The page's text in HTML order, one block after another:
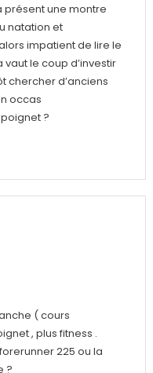
une montre
natation et
impatient de lire le
le coup d’investir
chercher d’anciens
occas
?
( cours
, plus fitness .
forerunner 225 ou la
?